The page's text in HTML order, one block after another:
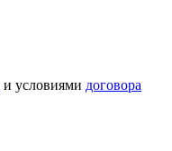
и условиями договора